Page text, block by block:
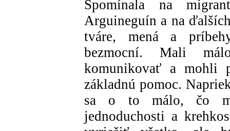
Spomínala na
Arguineguín a na
tváre, mená a
bezmocní. Mali
komunikovať a mohli
základnú pomoc.
sa o to málo, čo
jednoduchosti a